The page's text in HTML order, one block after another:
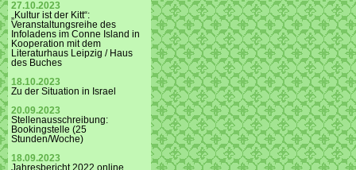
27.10.2023
„Kultur ist der Kitt“:
Veranstaltungsreihe des
Infoladens im Conne Island in
Kooperation mit dem
Literaturhaus Leipzig / Haus
des Buches
18.10.2023
Zu der Situation in Israel
20.09.2023
Stellenausschreibung:
Bookingstelle (25
Stunden/Woche)
18.09.2023
Jahresbericht 2022 online